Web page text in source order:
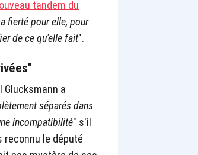
tandem du
fierté pour elle, pour
de ce qu'elle fait".
Glucksmann a
séparés dans
incompatibilité" s'il
reconnu le député